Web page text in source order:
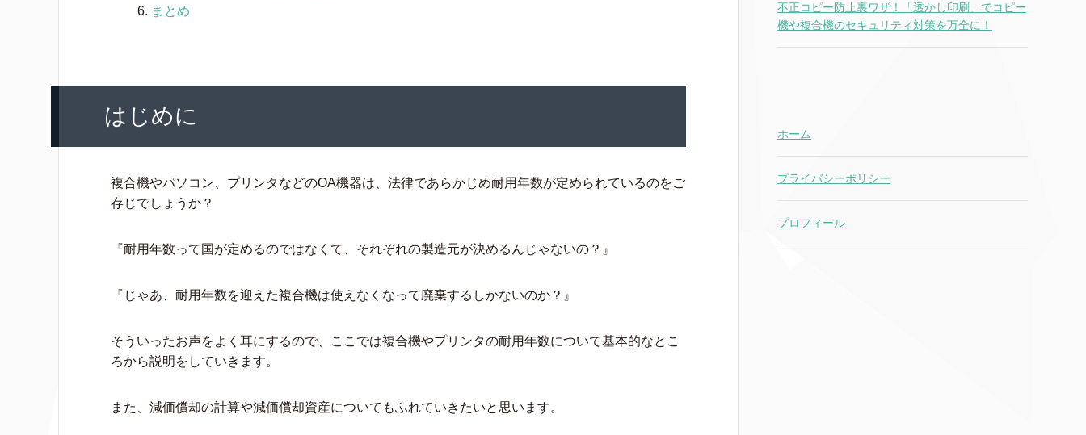
まとめ
はじめに
複合機やパソコン、プリンタなどのOA機器は、法律であらかじめ耐用年数が定められているのをご
存じでしょうか？
『耐用年数って国が定めるのではなくて、それぞれの製造元が決めるんじゃないの？』
『じゃあ、耐用年数を迎えた複合機は使えなくなって廃棄するしかないのか？』
そういったお声をよく耳にするので、ここでは複合機やプリンタの耐用年数について基本的なとこ
ろから説明をしていきます。
また、減価償却の計算や減価償却資産についてもふれていきたいと思います。
不正コピー防止裏ワザ！「透かし印刷」でコピー
機や複合機のセキュリティ対策を万全に！
ホーム
プライバシーポリシー
プロフィール